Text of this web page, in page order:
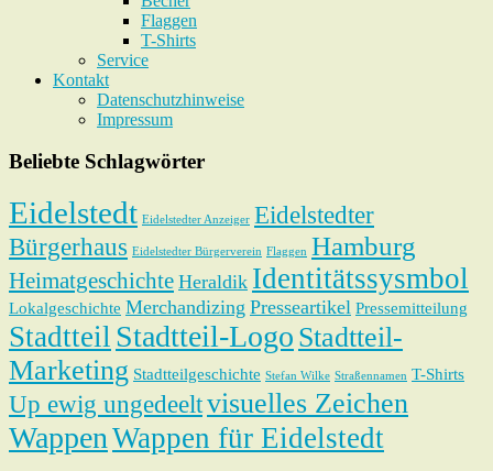
Flaggen
T-Shirts
Service
Kontakt
Datenschutzhinweise
Impressum
Beliebte Schlagwörter
Eidelstedt Eidelstedter Anzeiger Eidelstedter
Bürgerhaus Eidelstedter Bürgerverein Flaggen Hamburg
Heimatgeschichte Heraldik Identitätssysmbol
Lokalgeschichte Merchandizing Presseartikel Pressemitteilung
Stadtteil Stadtteil-Logo Stadtteil-
Marketing Stadtteilgeschichte Stefan Wilke Straßennamen T-Shirts
Up ewig ungedeeltvisuelles Zeichen
Wappen Wappen für Eidelstedt